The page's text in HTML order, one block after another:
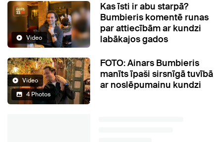
Video
Kas īsti ir abu starpā?
Bumbieris komentē runas
par attiecībām ar kundzi
labākajos gados
Video
4 Photos
FOTO: Ainars Bumbieris
manīts īpaši sirsnīgā tuvībā
ar noslēpumainu kundzi